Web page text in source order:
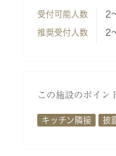
受付可能人数 2
推奨受付人数 2
この施設のポイン
キッチン隣接 披